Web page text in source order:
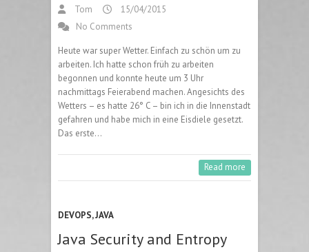
Tom
15/04/2015
No Comments
Heute war super Wetter. Einfach zu schön um zu
arbeiten. Ich hatte schon früh zu arbeiten
begonnen und konnte heute um 3 Uhr
nachmittags Feierabend machen. Angesichts des
Wetters – es hatte 26° C – bin ich in die Innenstadt
gefahren und habe mich in eine Eisdiele gesetzt.
Das erste…
Read more
DEVOPS,JAVA
Java Security and Entropy